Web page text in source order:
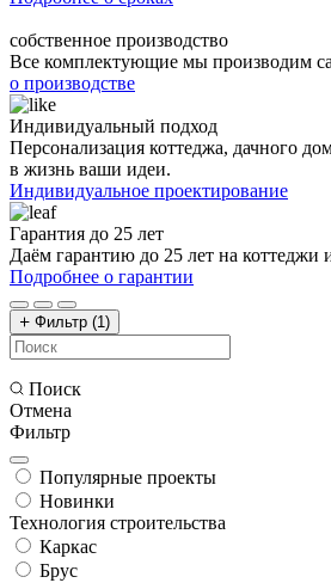
собственное производство
Все комплектующие мы производим
о производстве
Индивидуальный подход
Персонализация коттеджа, дачного
в жизнь ваши идеи.
Индивидуальное проектирование
Гарантия до 25 лет
Даём гарантию до 25 лет на коттеджи
Подробнее о гарантии
Фильтр (1)
Поиск
Отмена
Фильтр
Популярные проекты
Новинки
Технология строительства
Каркас
Брус